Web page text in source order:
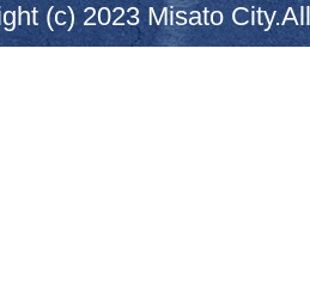
(c) 2023 Misato